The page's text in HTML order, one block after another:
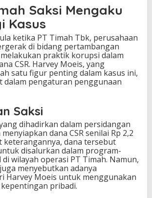
p
2
,
2
M
i
l
i
a
n
t
u
k
H
a
r
v
e
y
Saksi Mengaku
Kasus
ketika PT Timah Tbk, perusahaan
di bidang pertambangan
praktik korupsi dalam
CSR. Harvey Moeis, yang
satu figur penting dalam kasus ini,
dalam pengaturan penggunaan
Saksi
dihadirkan dalam persidangan
dana CSR senilai Rp 2,2
keterangannya, dana tersebut
disalurkan dalam program-
wilayah operasi PT Timah. Namun,
menyebutkan adanya
Harvey Moeis untuk menggunakan
pribadi.